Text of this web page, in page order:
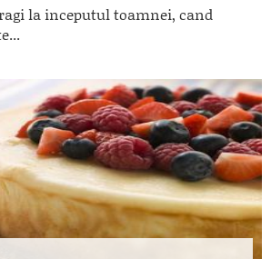
la inceputul toamnei, cand